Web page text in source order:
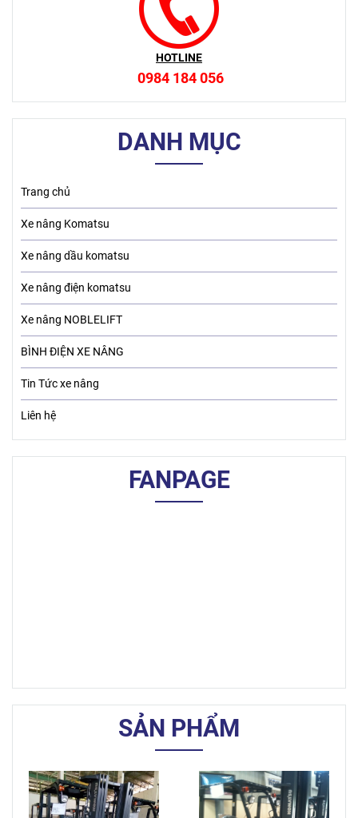
HOTLINE
0984 184 056
DANH MỤC
Trang chủ
Xe nâng Komatsu
Xe nâng dầu komatsu
Xe nâng điện komatsu
Xe nâng NOBLELIFT
BÌNH ĐIỆN XE NÂNG
Tin Tức xe nâng
Liên hệ
FANPAGE
SẢN PHẨM